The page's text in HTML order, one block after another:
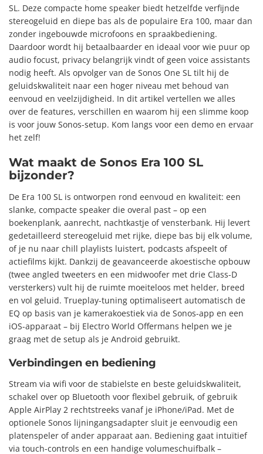
SL. Deze compacte home speaker biedt hetzelfde verfijnde
stereogeluid en diepe bas als de populaire Era 100, maar dan
zonder ingebouwde microfoons en spraakbediening.
Daardoor wordt hij betaalbaarder en ideaal voor wie puur op
audio focust, privacy belangrijk vindt of geen voice assistants
nodig heeft. Als opvolger van de Sonos One SL tilt hij de
geluidskwaliteit naar een hoger niveau met behoud van
eenvoud en veelzijdigheid. In dit artikel vertellen we alles
over de features, verschillen en waarom hij een slimme koop
is voor jouw Sonos-setup. Kom langs voor een demo en ervaar
het zelf!
Wat maakt de Sonos Era 100 SL
bijzonder?
De Era 100 SL is ontworpen rond eenvoud en kwaliteit: een
slanke, compacte speaker die overal past – op een
boekenplank, aanrecht, nachtkastje of vensterbank. Hij levert
gedetailleerd stereogeluid met rijke, diepe bas bij elk volume,
of je nu naar chill playlists luistert, podcasts afspeelt of
actiefilms kijkt. Dankzij de geavanceerde akoestische opbouw
(twee angled tweeters en een midwoofer met drie Class-D
versterkers) vult hij de ruimte moeiteloos met helder, breed
en vol geluid. Trueplay-tuning optimaliseert automatisch de
EQ op basis van je kamerakoestiek via de Sonos-app en een
iOS-apparaat – bij Electro World Offermans helpen we je
graag met de setup als je Android gebruikt.
Verbindingen en bediening
Stream via wifi voor de stabielste en beste geluidskwaliteit,
schakel over op Bluetooth voor flexibel gebruik, of gebruik
Apple AirPlay 2 rechtstreeks vanaf je iPhone/iPad. Met de
optionele Sonos lijningangsadapter sluit je eenvoudig een
platenspeler of ander apparaat aan. Bediening gaat intuïtief
via touch-controls en een handige volumeschuifbalk –